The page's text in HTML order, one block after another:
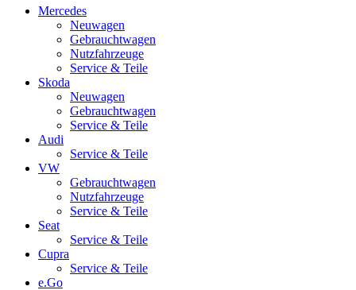
Mercedes
Neuwagen
Gebrauchtwagen
Nutzfahrzeuge
Service & Teile
Skoda
Neuwagen
Gebrauchtwagen
Service & Teile
Audi
Service & Teile
VW
Gebrauchtwagen
Nutzfahrzeuge
Service & Teile
Seat
Service & Teile
Cupra
Service & Teile
e.Go